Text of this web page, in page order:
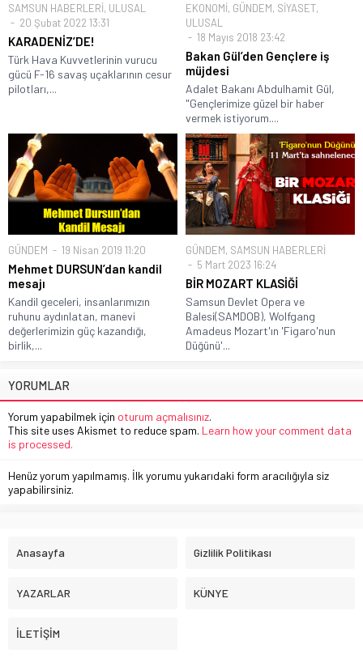
SAMSUN HABERLERİ, ULUSAL
20 Şubat 2022 13:31
KARADENİZ’DE!
Türk Hava Kuvvetlerinin vurucu
gücü F-16 savaş uçaklarının cesur
pilotları,...
EKONOMİ, GÜNDEM, SİYASET,
ULUSAL
18 Mayıs 2018 23:42
Bakan Gül’den Gençlere iş
müjdesi
Adalet Bakanı Abdulhamit Gül,
"Gençlerimize güzel bir haber
vermek istiyorum....
GÜNDEM 19 Nisan 2019 11:20
Mehmet DURSUN’dan kandil
mesajı
Kandil geceleri, insanlarımızın
ruhunu aydınlatan, manevi
değerlerimizin güç kazandığı,
birlik,...
GÜNDEM, SAMSUN HABERLERİ
5 Mart 2023 16:24
BİR MOZART KLASİĞİ
Samsun Devlet Opera ve
Balesi(SAMDOB), Wolfgang
Amadeus Mozart'ın 'Figaro'nun
Düğünü'...
YORUMLAR
Yorum yapabilmek için oturum açmalısınız.
This site uses Akismet to reduce spam. Learn how your comment data
is processed.
Henüz yorum yapılmamış. İlk yorumu yukarıdaki form aracılığıyla siz
yapabilirsiniz.
Anasayfa Gizlilik Politikası
YAZARLAR KÜNYE
İLETİŞİM